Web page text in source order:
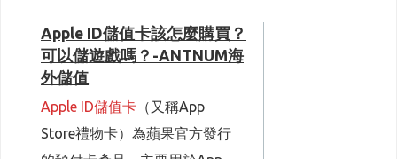
第一種是官方直儲，也就是APP
內購與官網直接儲值。優點是管
道正規無詐騙疑慮，缺點卻十分
致命：匯率偏高、手續費沉重、
容易觸發风控鎖單。只適合緊急
狀況小額應急，完全不適合長
台风控检测的概率，对比私代稳
妥很多。
适配海外主流支付，下单流程简
洁
支持 PayPal、各类境外信用卡
加手續費的渠道；
大型活動期間提前規劃儲
值，避開晚間高峰減少訂
單延遲狀況；
遠離標榜5-6折超低價的私
步骤4：支付环节支持香港本地
全部主流渠道，AlipayHK、
碼，杜絕盜號、異地登錄凍號
風險。
到帳速度快，訂單全程可查
付款完成後系統自動發貨，平
時 1–3 分鐘紅豆就入帳；活動
客服即時處理，每一筆訂單都
will not work for US accounts,
and vice versa. Here are the key
official terms:
You can redeem a US
iTunes Card anywhere in
送礼、开通抖音会员都处处受
限。
一、海外用户充值大陆抖音常见
痛点
支付渠道不兼容
App 内充值仅显示国内支付入
Apple ID儲值卡該怎麼購買？
可以儲遊戲嗎？-ANTNUM海
外儲值
Apple ID儲值卡 （又稱App
Store禮物卡）為蘋果官方發行